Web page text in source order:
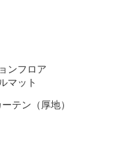
ンフロア
マット
テン（厚地）